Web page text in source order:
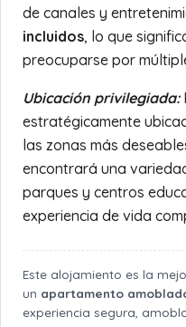
de canales y
incluidos, lo que
preocuparse por
Ubicación privilegiada:
estratégicamente
las zonas más
encontrará una
parques y centros
experiencia de vida
Este alojamiento es la
un apartamento
experiencia segura,